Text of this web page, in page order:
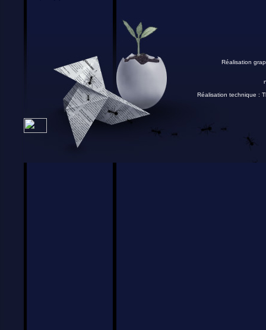
Réalisation
Réalisation technique :